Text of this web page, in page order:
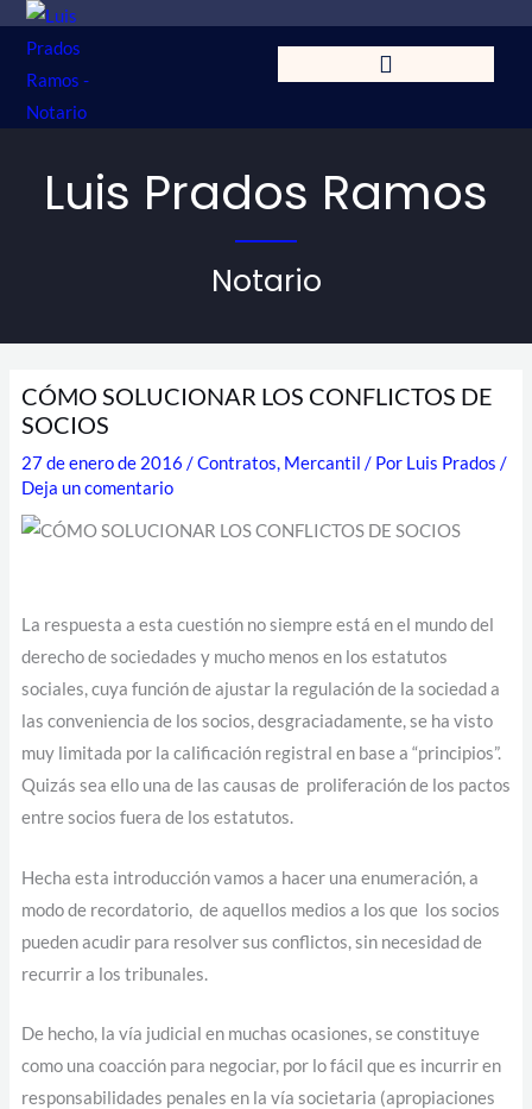
contenido
Luis Prados Ramos
Notario
CÓMO SOLUCIONAR LOS CONFLICTOS DE
SOCIOS
27 de enero de 2016 /Contratos, Mercantil / Por Luis Prados /
Deja un comentario
La respuesta a esta cuestión no siempre está en el mundo del
derecho de sociedades y mucho menos en los estatutos
sociales, cuya función de ajustar la regulación de la sociedad a
las conveniencia de los socios, desgraciadamente, se ha visto
muy limitada por la calificación registral en base a “principios”.
Quizás sea ello una de las causas de proliferación de los pactos
entre socios fuera de los estatutos.
Hecha esta introducción vamos a hacer una enumeración, a
modo de recordatorio, de aquellos medios a los que los socios
pueden acudir para resolver sus conflictos, sin necesidad de
recurrir a los tribunales.
De hecho, la vía judicial en muchas ocasiones, se constituye
como una coacción para negociar, por lo fácil que es incurrir en
responsabilidades penales en la vía societaria (apropiaciones